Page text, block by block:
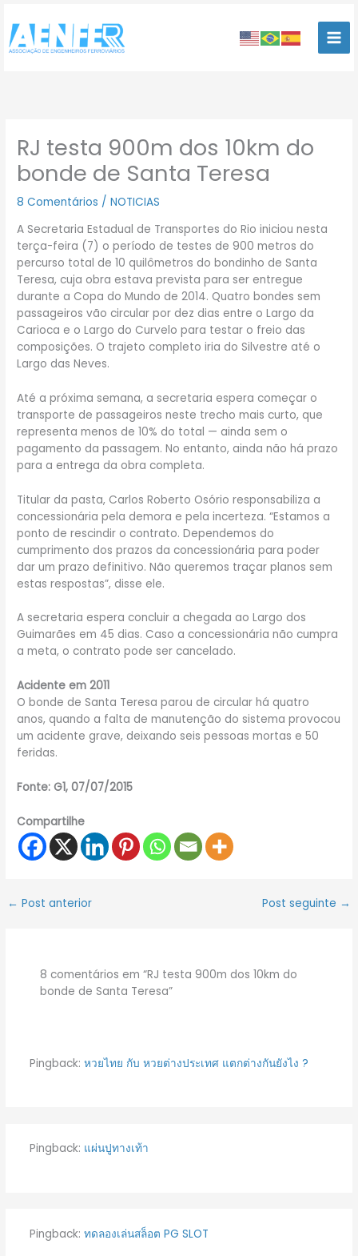
para
conteúdo
RJ testa 900m dos 10km do
bonde de Santa Teresa
8 Comentários /NOTICIAS
A Secretaria Estadual de Transportes do Rio iniciou nesta
terça-feira (7) o período de testes de 900 metros do
percurso total de 10 quilômetros do bondinho de Santa
Teresa, cuja obra estava prevista para ser entregue
durante a Copa do Mundo de 2014. Quatro bondes sem
passageiros vão circular por dez dias entre o Largo da
Carioca e o Largo do Curvelo para testar o freio das
composições. O trajeto completo iria do Silvestre até o
Largo das Neves.
Até a próxima semana, a secretaria espera começar o
transporte de passageiros neste trecho mais curto, que
representa menos de 10% do total — ainda sem o
pagamento da passagem. No entanto, ainda não há prazo
para a entrega da obra completa.
Titular da pasta, Carlos Roberto Osório responsabiliza a
concessionária pela demora e pela incerteza. “Estamos a
ponto de rescindir o contrato. Dependemos do
cumprimento dos prazos da concessionária para poder
dar um prazo definitivo. Não queremos traçar planos sem
estas respostas”, disse ele.
A secretaria espera concluir a chegada ao Largo dos
Guimarães em 45 dias. Caso a concessionária não cumpra
a meta, o contrato pode ser cancelado.
Acidente em 2011
O bonde de Santa Teresa parou de circular há quatro
anos, quando a falta de manutenção do sistema provocou
um acidente grave, deixando seis pessoas mortas e 50
feridas.
Fonte: G1, 07/07/2015
Compartilhe
← Post anterior Post seguinte →
8 comentários em “RJ testa 900m dos 10km do
bonde de Santa Teresa”
Pingback: หวยไทย กับ หวยต่างประเทศ แตกต่างกันยังไง ?
Pingback: แผ่นปูทางเท้า
Pingback: ทดลองเล่นสล็อต PG SLOT